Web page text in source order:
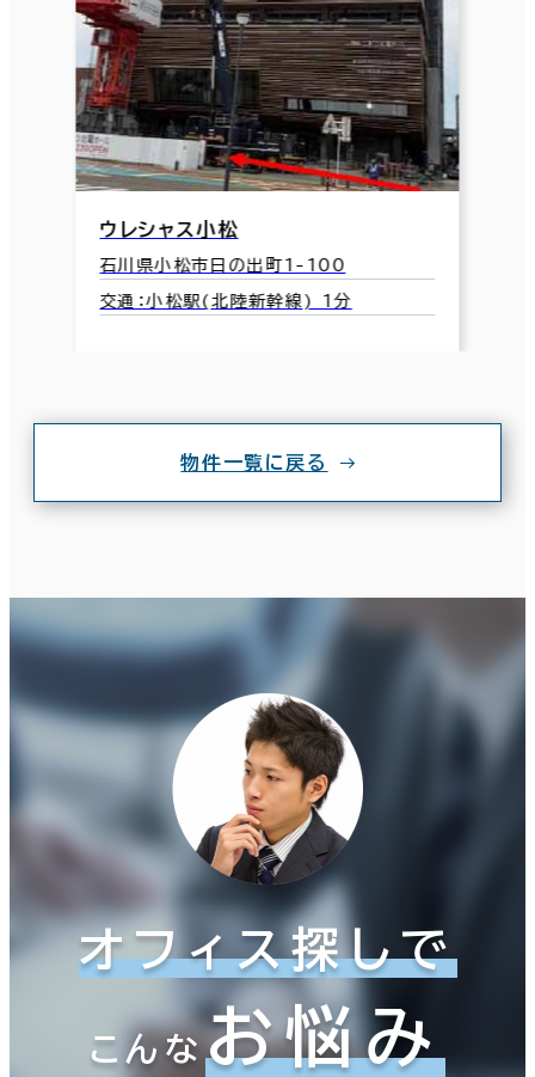
ウレシャス小松
石川県小松市日の出町1-100
交通：小松駅(北陸新幹線) 1分
物件一覧に戻る
オフィス探しで
こんなお悩み